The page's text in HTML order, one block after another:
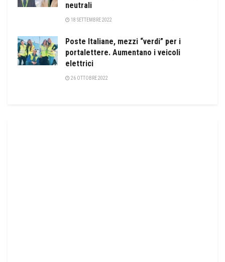
neutrali
18 SETTEMBRE 2022
Poste Italiane, mezzi “verdi” per i
portalettere. Aumentano i veicoli
elettrici
26 OTTOBRE 2022